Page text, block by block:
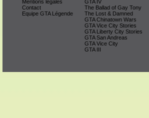
Mentions légales
Contact
Equipe GTA Légende
GTA IV
The Ballad of Gay Tony
The Lost & Damned
GTA Chinatown Wars
GTA Vice City Stories
GTA Liberty City Stories
GTA San Andreas
GTA Vice City
GTA III